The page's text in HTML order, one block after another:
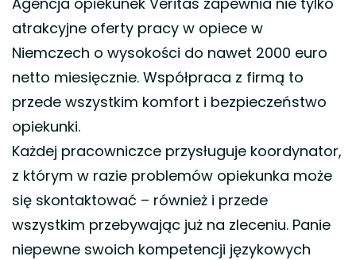
atrakcyjne oferty pracy w opiece w
Niemczech o wysokości do nawet 2000 euro
netto miesięcznie. Współpraca z firmą to
przede wszystkim komfort i bezpieczeństwo
opiekunki.
Każdej pracowniczce przysługuje koordynator,
z którym w razie problemów opiekunka może
się skontaktować – również i przede
wszystkim przebywając już na zleceniu. Panie
niepewne swoich kompetencji językowych